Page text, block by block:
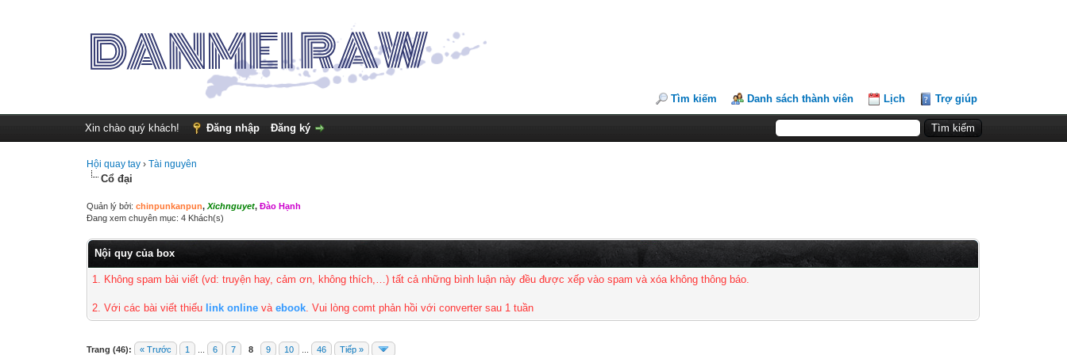
Tìm kiếm Danh sách thành viên Lịch Trợ giúp
Xin chào quý khách! Đăng nhập Đăng ký
Hội quay tay ›Tài nguyên
Cổ đại
Quản lý bởi:chinpunkanpun,Xichnguyet,Đào Hạnh
Đang xem chuyên mục: 4 Khách(s)
Nội quy của box
1. Không spam bài viết (vd: truyện hay, cảm ơn, không thích,…) tất cả những bình luận này đều được xếp vào spam và xóa không thông báo.
2. Với các bài viết thiếu link online vàebook. Vui lòng comt phản hồi với converter sau 1 tuần
Trang (46): « Trước 1 6 7 8 9 10 46 Tiếp »